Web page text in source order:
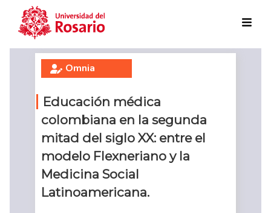
Skip to main content
Omnia
Educación médica
colombiana en la segunda
mitad del siglo XX: entre el
modelo Flexneriano y la
Medicina Social
Latinoamericana.